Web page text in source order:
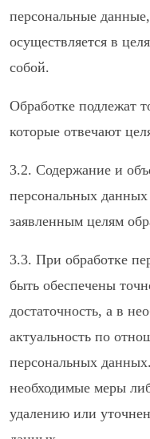
персональные
осуществляется в
собой.
Обработке подлежат
которые отвечают
3.2. Содержание и
персональных
заявленным целям
3.3. При обработке
быть обеспечены
достаточность, а в
актуальность по
персональных
необходимые меры
удалению или